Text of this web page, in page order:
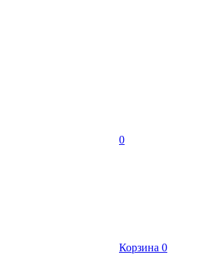
0
Корзина 0